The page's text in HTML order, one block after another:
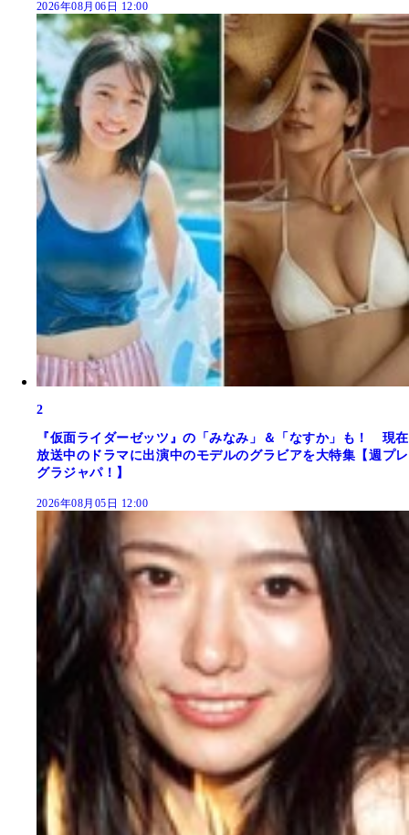
2026年08月06日 12:00
2
『仮面ライダーゼッツ』の「みなみ」＆「なすか」も！ 現在
放送中のドラマに出演中のモデルのグラビアを大特集【週プレ
グラジャパ！】
2026年08月05日 12:00